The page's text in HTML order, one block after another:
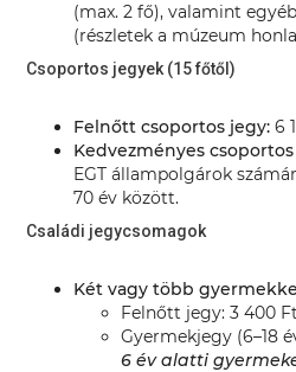
(max. 2 fő), valamint
(részletek a múzeum
Csoportos jegyek (15 főtől)
Felnőtt csoportos jegy:6
Kedvezményes
EGT állampolgárok
70 év között.
Családi jegycsomagok
Két vagy több
Felnőtt jegy: 3 400 Ft
Gyermekjegy (6–18
6 év alatti